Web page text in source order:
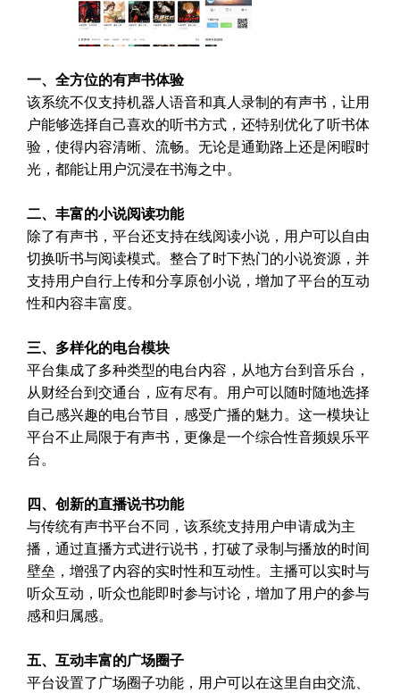
一、全方位的有声书体验
该系统不仅支持机器人语音和真人录制的有声书，让用
户能够选择自己喜欢的听书方式，还特别优化了听书体
验，使得内容清晰、流畅。无论是通勤路上还是闲暇时
光，都能让用户沉浸在书海之中。
二、丰富的小说阅读功能
除了有声书，平台还支持在线阅读小说，用户可以自由
切换听书与阅读模式。整合了时下热门的小说资源，并
支持用户自行上传和分享原创小说，增加了平台的互动
性和内容丰富度。
三、多样化的电台模块
平台集成了多种类型的电台内容，从地方台到音乐台，
从财经台到交通台，应有尽有。用户可以随时随地选择
自己感兴趣的电台节目，感受广播的魅力。这一模块让
平台不止局限于有声书，更像是一个综合性音频娱乐平
台。
四、创新的直播说书功能
与传统有声书平台不同，该系统支持用户申请成为主
播，通过直播方式进行说书，打破了录制与播放的时间
壁垒，增强了内容的实时性和互动性。主播可以实时与
听众互动，听众也能即时参与讨论，增加了用户的参与
感和归属感。
五、互动丰富的广场圈子
平台设置了广场圈子功能，用户可以在这里自由交流、